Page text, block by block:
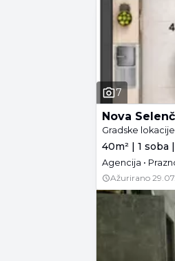
7
Nova
Gradske
40m² | 1 soba
Agencija •
Ažurirano